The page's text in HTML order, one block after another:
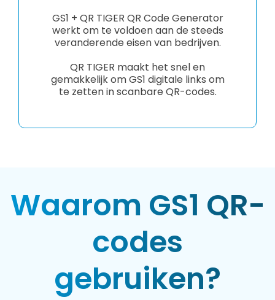
GS1 + QR TIGER QR Code Generator
werkt om te voldoen aan de steeds
veranderende eisen van bedrijven.
QR TIGER maakt het snel en
gemakkelijk om GS1 digitale links om
te zetten in scanbare QR-codes.
Waarom GS1 QR-
codes
gebruiken?